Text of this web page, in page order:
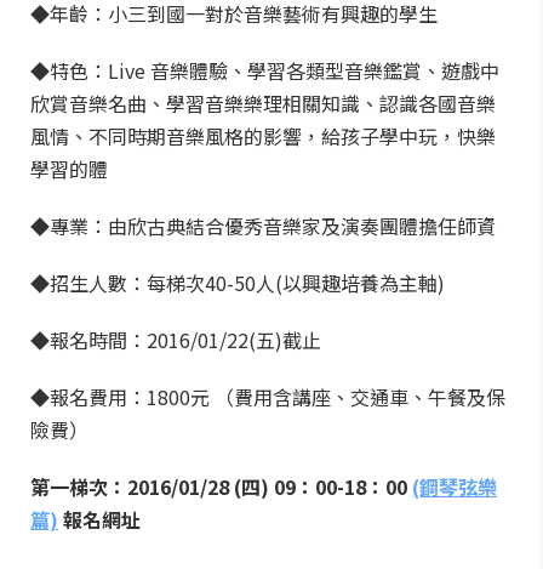
◆年齡：小三到國一對於音樂藝術有興趣的學生
◆特色：Live 音樂體驗、學習各類型音樂鑑賞、遊戲中
欣賞音樂名曲、學習音樂樂理相關知識、認識各國音樂
風情、不同時期音樂風格的影響，給孩子學中玩，快樂
學習的體
◆專業：由欣古典結合優秀音樂家及演奏團體擔任師資
◆招生人數：每梯次40-50人(以興趣培養為主軸)
◆報名時間：2016/01/22(五)截止
◆報名費用：1800元 （費用含講座、交通車、午餐及保
險費）
第一梯次：2016/01/28 (四) 09：00-18：00 (鋼琴弦樂
篇) 報名網址